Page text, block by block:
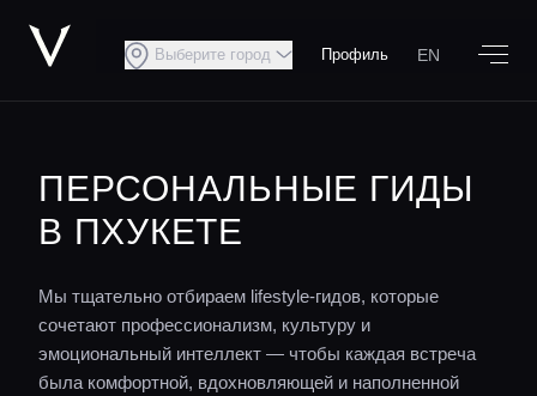
Выберите город Профиль EN
ПЕРСОНАЛЬНЫЕ ГИДЫ
В ПХУКЕТЕ
Мы тщательно отбираем lifestyle-гидов, которые
сочетают профессионализм, культуру и
эмоциональный интеллект — чтобы каждая встреча
была комфортной, вдохновляющей и наполненной